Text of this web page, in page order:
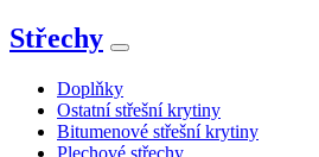
Střechy
Doplňky
Ostatní střešní krytiny
Bitumenové střešní krytiny